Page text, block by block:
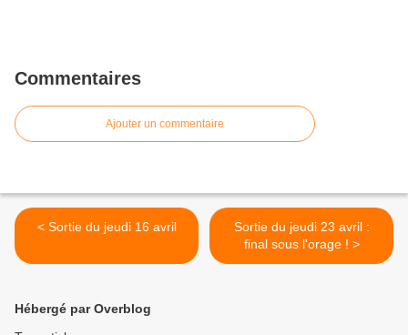
Commentaires
Ajouter un commentaire
< Sortie du jeudi 16 avril
Sortie du jeudi 23 avril :
final sous l'orage ! >
Hébergé par Overblog